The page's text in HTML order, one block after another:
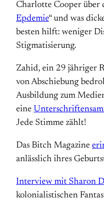
Charlotte Cooper über
Epdemie“ und was
besten hilft: weniger
Stigmatisierung.
Zahid, ein 29 jähriger
von Abschiebung
Ausbildung zum
eine
Jede Stimme zählt!
Das Bitch Magazine
anlässlich ihres
Interview mit Sharon
kolonialistischen